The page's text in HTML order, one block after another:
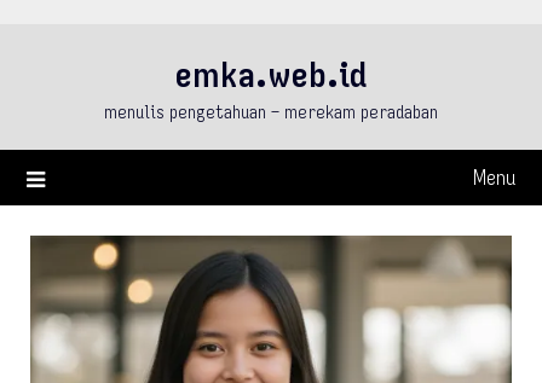
emka.web.id
menulis pengetahuan – merekam peradaban
Menu